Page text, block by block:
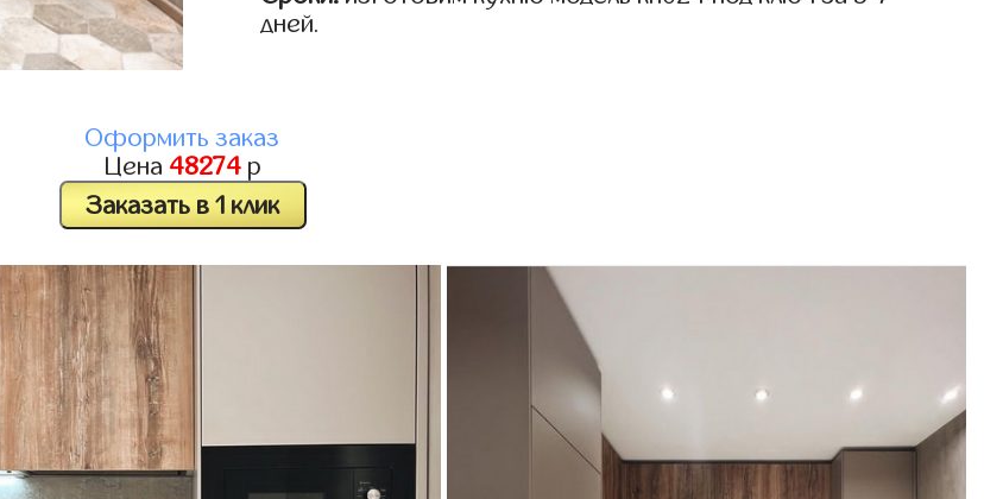
дней.
Оформить заказ
Цена 48274р
Заказать в 1 клик